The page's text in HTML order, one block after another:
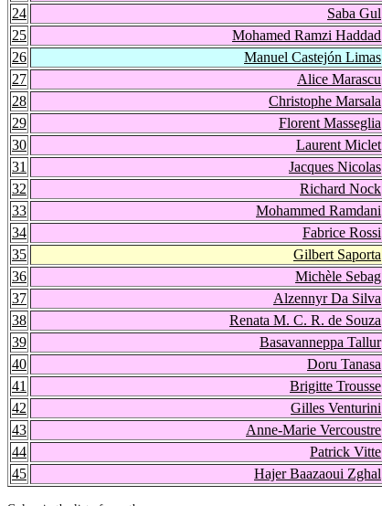
24
Saba Gul
25
Mohamed Ramzi Haddad
26
Manuel Castejón Limas
27
Alice Marascu
28
Christophe Marsala
29
Florent Masseglia
30
Laurent Miclet
31
Jacques Nicolas
32
Richard Nock
33
Mohammed Ramdani
34
Fabrice Rossi
35
Gilbert Saporta
36
Michèle Sebag
37
Alzennyr Da Silva
38
Renata M. C. R. de Souza
39
Basavanneppa Tallur
40
Doru Tanasa
41
Brigitte Trousse
42
Gilles Venturini
43
Anne-Marie Vercoustre
44
Patrick Vitte
45
Hajer Baazaoui Zghal